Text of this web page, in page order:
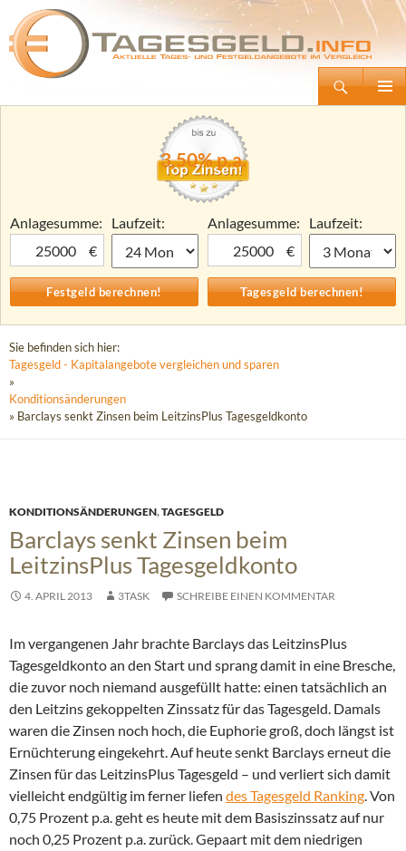
Tagesgeld.info – Tagesgeldkonten vergleichen und Tagesgeld-Zinsen berechnen
Zum
3,50% p.a.
Anlagesumme:
€
Laufzeit:
Anlagesumme:
€
Laufzeit:
Sie befinden sich hier:
Tagesgeld - Kapitalangebote vergleichen und sparen
»
Konditionsänderungen
» Barclays senkt Zinsen beim LeitzinsPlus Tagesgeldkonto
KONDITIONSÄNDERUNGEN,TAGESGELD
Barclays senkt Zinsen beim
LeitzinsPlus Tagesgeldkonto
4. APRIL 2013 3TASK SCHREIBE EINEN KOMMENTAR
Im vergangenen Jahr brachte Barclays das LeitzinsPlus
Tagesgeldkonto an den Start und sprang damit in eine Bresche,
die zuvor noch niemand ausgefüllt hatte: einen tatsächlich an
den Leitzins gekoppelten Zinssatz für das Tagesgeld. Damals
waren die Zinsen noch hoch, die Euphorie groß, doch längst ist
Ernüchterung eingekehrt. Auf heute senkt Barclays erneut die
Zinsen für das LeitzinsPlus Tagesgeld – und verliert sich damit
vielleicht endgültig im ferner liefen des Tagesgeld Ranking.Von
0,75 Prozent p.a. geht es heute mit dem Basiszinssatz auf nur
noch 0,25 Prozent p.a. zurück. Gepaart mit dem niedrigen